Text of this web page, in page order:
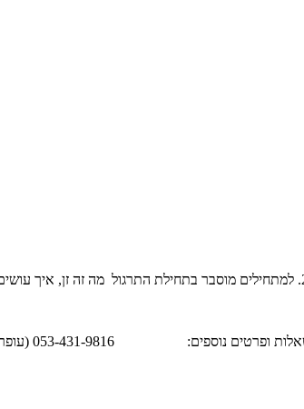
9816 (עופר), או 050-789-8470 (אורי)